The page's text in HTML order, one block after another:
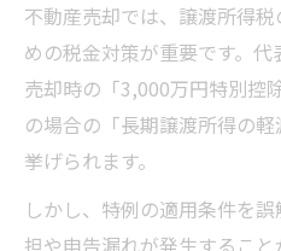
不動産売却では、譲渡所得
めの税金対策が重要です。
売却時の「3,000万円特別控
の場合の「長期譲渡所得の
挙げられます。
しかし、特例の適用条件を
担や申告漏れが発生するこ